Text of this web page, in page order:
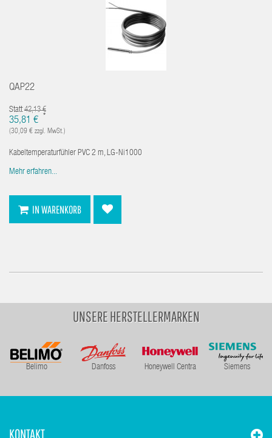
QAP22
Statt42,13 €
35,81 € *
(30,09 € zzgl. MwSt.)
Kabeltemperaturfühler PVC 2 m, LG-Ni1000
Mehr erfahren...
IN WARENKORB
UNSERE HERSTELLERMARKEN
Belimo Danfoss Honeywell Centra Siemens
KONTAKT